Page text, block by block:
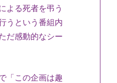
よる死者を弔う
うという番組内
だ感動的なシー
「この企画は趣